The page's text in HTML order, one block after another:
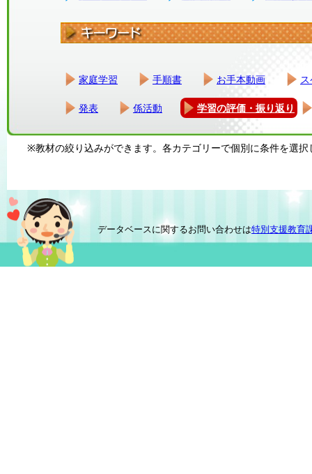
家庭学習 手順書 お手本動画
発表 係活動 学習の評価・振り返り
※教材の絞り込みができます。各カテゴリーで個別に条件を選択
データベースに関するお問い合わせは特別支援教育